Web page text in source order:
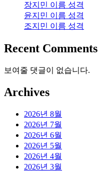
장지민 이름 성격
윤지민 이름 성격
조지민 이름 성격
Recent Comments
보여줄 댓글이 없습니다.
Archives
2026년 8월
2026년 7월
2026년 6월
2026년 5월
2026년 4월
2026년 3월